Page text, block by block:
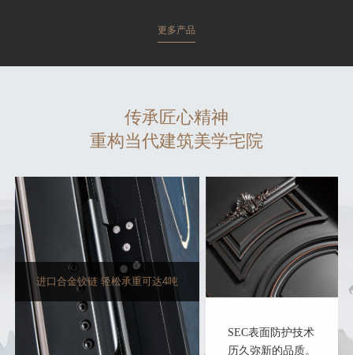
更多产品
传承匠心精神
重构当代建筑美学宅院
进口合金铰链 轻松承重可达4吨
SEC表面防护技术
历久弥新的品质。